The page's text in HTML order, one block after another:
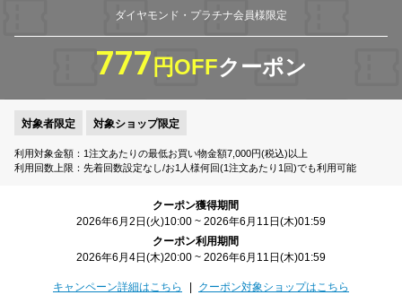
ダイヤモンド・プラチナ会員様限定
777 円OFFクーポン
対象者限定 対象ショップ限定
利用対象金額：1注文あたりの最低お買い物金額7,000円(税込)以上
利用回数上限：先着回数設定なし/お1人様何回(1注文あたり1回)でも利用可能
クーポン獲得期間
2026年6月2日(火)10:00 ~ 2026年6月11日(木)01:59
クーポン利用期間
2026年6月4日(木)20:00 ~ 2026年6月11日(木)01:59
キャンペーン詳細はこちら
クーポン対象ショップはこちら